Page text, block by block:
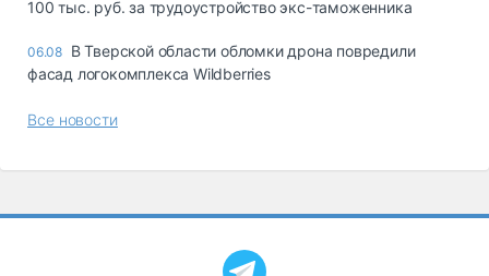
100 тыс. руб. за трудоустройство экс-таможенника
06.08 В Тверской области обломки дрона повредили
фасад логокомплекса Wildberries
Все новости